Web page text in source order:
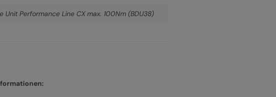
Unit Performance Line CX max. 100Nm (BDU38)